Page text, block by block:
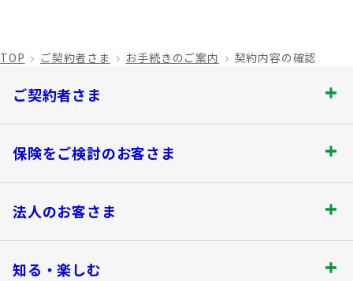
TOP ご契約者さま お手続きのご案内 契約内容の確認
ご契約者さま
ご契約者さま トップ
お手続きのご案内
保険金・給付金のお支払いについて
契約内容の確認・変更
保険をご検討のお客さま
保険をご検討のお客さま トップ
商品を選ぶ
法人のお客さま
法人のお客さま トップ
知る・楽しむ